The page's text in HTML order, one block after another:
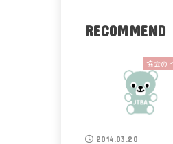
RECOMMEND
協会の
2014.03.20